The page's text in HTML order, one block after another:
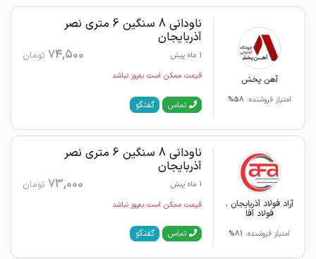
آهن پخش
امتیاز فروشنده: 58%
ناودانی 8 سنگین 6 متری نصر
آذربایجان
1 ماه پیش 74,500 تومان
قیمت ممکن است به‌روز نباشد
تماس گفتگو
آراد فولاد آذربایجان .
فولاد آفا
امتیاز فروشنده: 81%
ناودانی 8 سنگین 6 متری نصر
آذربایجان
1 ماه پیش 73,000 تومان
قیمت ممکن است به‌روز نباشد
تماس گفتگو